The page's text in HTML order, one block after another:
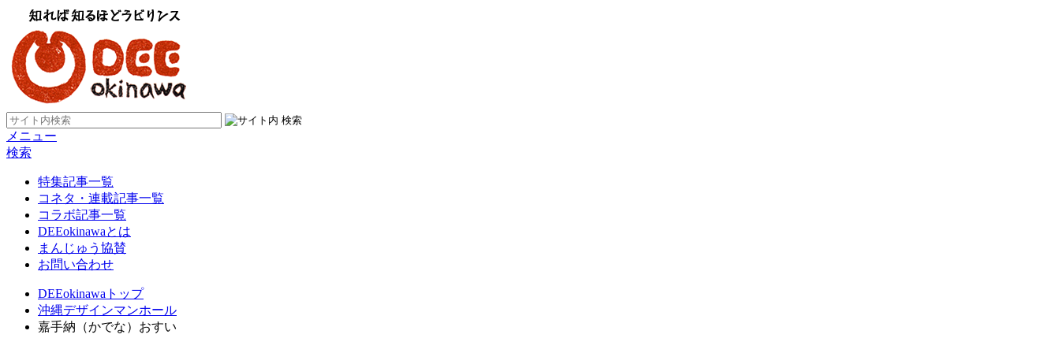
メニュー
検索
特集記事一覧
コネタ・連載記事一覧
コラボ記事一覧
DEEokinawaとは
まんじゅう協賛
お問い合わせ
DEEokinawaトップ
沖縄デザインマンホール
嘉手納（かでな）おすい